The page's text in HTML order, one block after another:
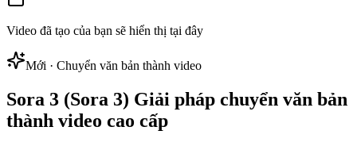
Video đã tạo của bạn sẽ hiển thị tại đây
Mới · Chuyển văn bản thành video
Sora 3 (Sora 3) Giải pháp chuyển văn bản
thành video cao cấp